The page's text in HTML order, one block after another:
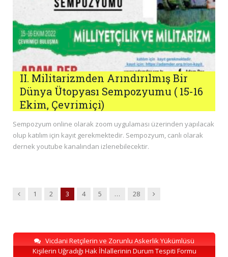
II. Militarizmden Arındırılmış Bir
Dünya Ütopyası Sempozyumu ( 15-16
Ekim, Çevrimiçi)
Sempozyum online olarak zoom uygulaması üzerinden yapılacak
olup katılım için kayıt gerekmektedir. Sempozyum, canlı olarak
dernek youtube kanalından izlenebilecektir.
Previous
1 2 3 4 5 … 28 Next
Vicdani Retçilerin ve Zorunlu Askerlik Yükümlüsü
Kişilerin Uğradığı Hak İhlallerinin Durum Tespiti Formu